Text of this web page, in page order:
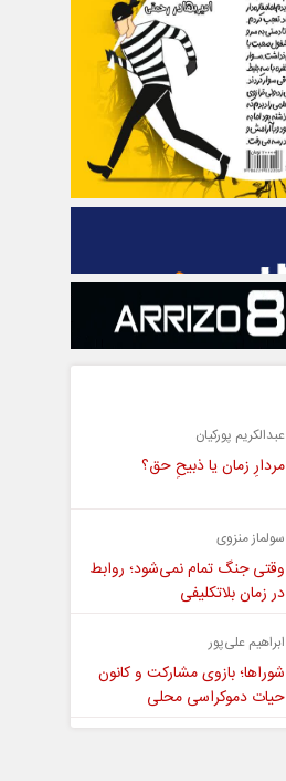
عبدالکریم پورکیان
مردارِ زمان یا ذبیحِ حق؟
سولماز منزوی
وقتی جنگ تمام نمی‌شود؛ روابط
در زمان بلاتکلیفی
ابراهیم علی‌پور
شوراها؛ بازوی مشارکت و کانون
حیات دموکراسی محلی